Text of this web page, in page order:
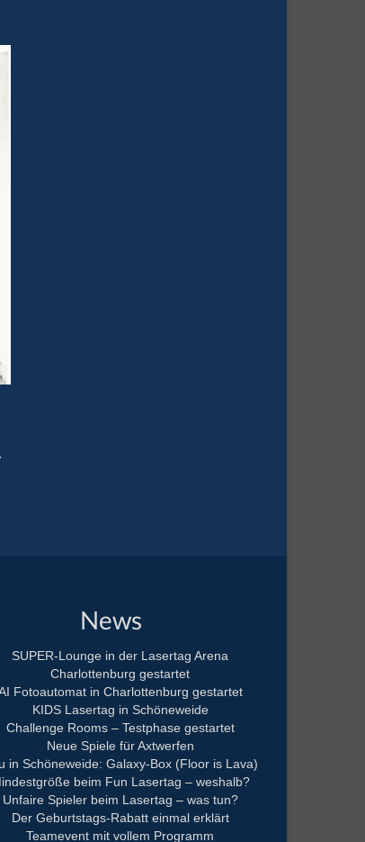
News
SUPER-Lounge in der Lasertag Arena
Charlottenburg gestartet
Fotoautomat in Charlottenburg gestartet
KIDS Lasertag in Schöneweide
Challenge Rooms – Testphase gestartet
Neue Spiele für Axtwerfen
in Schöneweide: Galaxy-Box (Floor is Lava)
beim Fun Lasertag – weshalb?
Unfaire Spieler beim Lasertag – was tun?
Der Geburtstags-Rabatt einmal erklärt
Teamevent mit vollem Programm